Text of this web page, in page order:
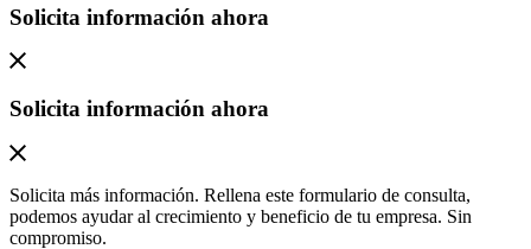
Solicita información ahora
Solicita información ahora
Solicita más información. Rellena este formulario de consulta,
podemos ayudar al crecimiento y beneficio de tu empresa. Sin
compromiso.